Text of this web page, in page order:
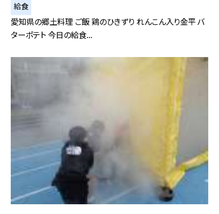
給食
愛知県の郷土料理 ご飯 鶏のひきずり れんこん入り金平 バ
ターポテト 今日の給食...